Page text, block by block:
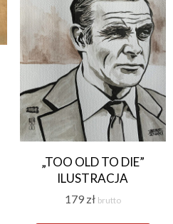
„TOO OLD TO DIE”
ILUSTRACJA
179 zł brutto